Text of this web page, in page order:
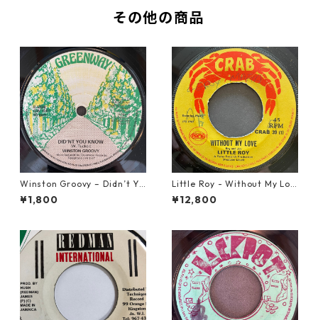
その他の商品
Winston Groovy – Didn’t Yo
u Know【7-21811】
¥1,800
Little Roy - Without My Lov
e【7-21990】
¥12,800